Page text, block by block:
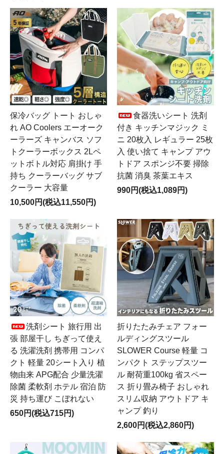
保冷バッグ トート おしゃ
れ AO Coolers エーオーク
ーラーズ キャンバス ソフ
トクーラーボックス 2Lペ
ットボトル対応 肩掛け 手
持ち クーラーバッグ サブ
クーラー 大容量
10,500円(税込11,550円)
食器洗いシート 洗剤
付き キッチンマジック ミ
ニ 20枚入 レギュラー 25枚
入 使い捨て キャンプ アウ
トドア スポンジ不要 掃除
抗菌 消臭 茶葉エキス
990円(税込1,089円)
洗剤シート 旅行用 出
張 部屋干し ちぎって使え
る 洗濯洗剤 携帯用 コンパ
クト 軽量 20シート入り 植
物由来 APG配合 少量洗濯
除菌 柔軟剤 ホテル 宿泊 防
災 持ち運び こぼれない
650円(税込715円)
折りたたみチェア フォー
ルディングスツール
SLOWER Course 軽量 コ
ンパクト ステップスツー
ル 耐荷重100kg 省スペー
ス 折り畳み椅子 おしゃれ
スリム収納 アウトドア キ
ャンプ 釣り
2,600円(税込2,860円)